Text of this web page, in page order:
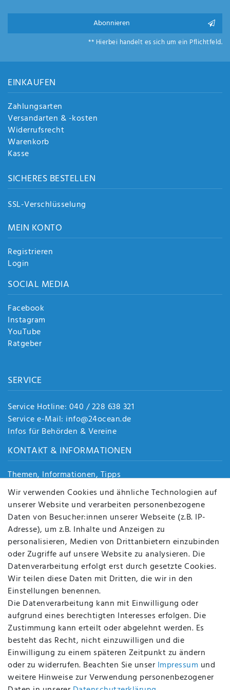
rag
sen
Abonnieren
** Hierbei handelt es sich um ein Pflichtfeld.
EINKAUFEN
Zahlungsarten
Versandarten & -kosten
Widerrufsrecht
Warenkorb
Kasse
SICHERES BESTELLEN
SSL-Verschlüsselung
MEIN KONTO
Registrieren
Login
SOCIAL MEDIA
Facebook
Instagram
YouTube
Ratgeber
SERVICE
Service Hotline: 040 / 228 638 321
Service e-Mail: info@24ocean.de
Infos für Behörden & Vereine
KONTAKT & INFORMATIONEN
Themen, Informationen, Tipps
Jobs
Über uns
Kontakt
Datenschutz
AGB
FAQ
Batterieentsorgung
Altölverordnung
Impressum
BEQUEM UND SICHER BEZAHLEN MIT
BEI UNS SIND SIE SICHER!
Wir verwenden Cookies und ähnliche Technologien auf
unserer Website und verarbeiten personenbezogene
Daten von Besucher:innen unserer Webseite (z.B. IP-
Adresse), um z.B. Inhalte und Anzeigen zu
personalisieren, Medien von Drittanbietern einzubinden
oder Zugriffe auf unsere Website zu analysieren. Die
Datenverarbeitung erfolgt erst durch gesetzte Cookies.
Wir teilen diese Daten mit Dritten, die wir in den
Einstellungen benennen.
Die Datenverarbeitung kann mit Einwilligung oder
aufgrund eines berechtigten Interesses erfolgen. Die
Zustimmung kann erteilt oder abgelehnt werden. Es
besteht das Recht, nicht einzuwilligen und die
Einwilligung zu einem späteren Zeitpunkt zu ändern
oder zu widerrufen. Beachten Sie unser Impressum und
weitere Hinweise zur Verwendung personenbezogener